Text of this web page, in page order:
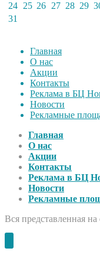
24 25 26 27 28 29
31
Главная
О нас
Акции
Контакты
Реклама в БЦ
Новости
Рекламные
Главная
О нас
Акции
Контакты
Реклама в БЦ
Новости
Рекламные
Вся представленная